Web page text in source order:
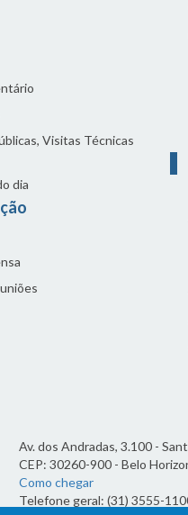
Visitas Técnicas
dia
Av. dos Andradas, 3.100 -
CEP: 30260-900 - Belo
Como chegar
Telefone geral: (31) 3555-